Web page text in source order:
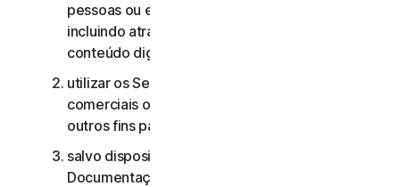
pessoas ou explorar crianças de qualquer forma,
incluindo através de áudio, vídeo, fotografia,
conteúdo digital, etc.;
utilizar os Serviços de Consumidor para fins
comerciais ou os Serviços Comerciais para
outros fins para além de fins comerciais internos;
salvo disposição em contrário no CLS ou na
Documentação, os Serviços de Consumidor não